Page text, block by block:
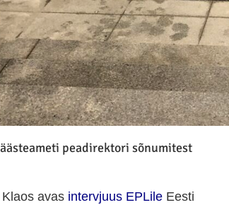
peadirektori sõnumitest
avas intervjuus EPLile Eesti